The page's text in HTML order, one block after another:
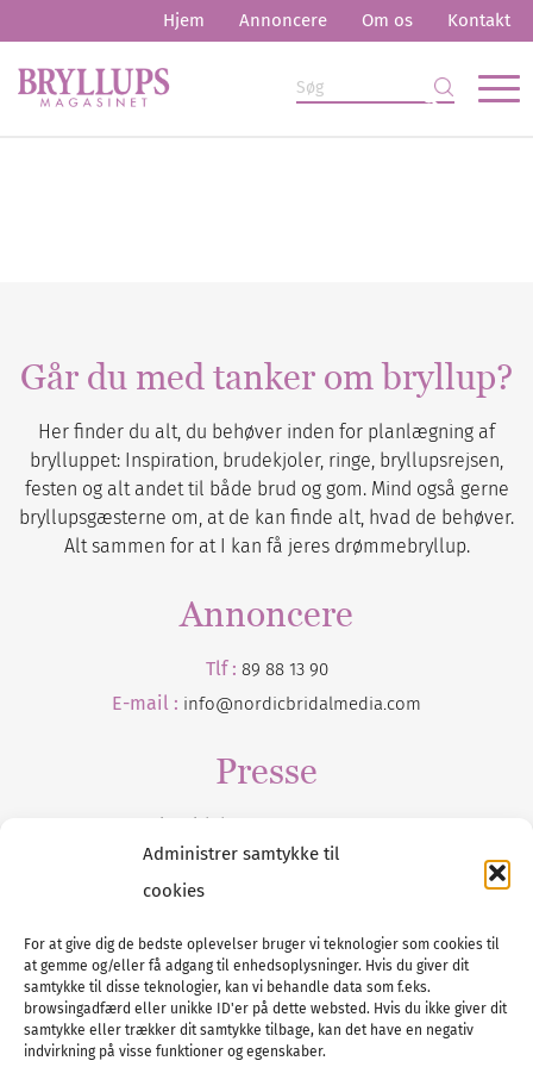
Administrer samtykke til
cookies
For at give dig de bedste oplevelser bruger vi teknologier som cookies til
at gemme og/eller få adgang til enhedsoplysninger. Hvis du giver dit
samtykke til disse teknologier, kan vi behandle data som f.eks.
browsingadfærd eller unikke ID'er på dette websted. Hvis du ikke giver dit
samtykke eller trækker dit samtykke tilbage, kan det have en negativ
indvirkning på visse funktioner og egenskaber.
Hjem Annoncere Om os Kontakt
Går du med tanker om bryllup?
Her finder du alt, du behøver inden for planlægning af
brylluppet: Inspiration, brudekjoler, ringe, bryllupsrejsen,
festen og alt andet til både brud og gom. Mind også gerne
bryllupsgæsterne om, at de kan finde alt, hvad de behøver.
Alt sammen for at I kan få jeres drømmebryllup.
Annoncere
Tlf : 89 88 13 90
E-mail : info@nordicbridalmedia.com
Presse
Tilmeld dig vores
Tel :89 88 13 90
E-post:info@nordicbridalmedia.com
Nordic Bridal Media